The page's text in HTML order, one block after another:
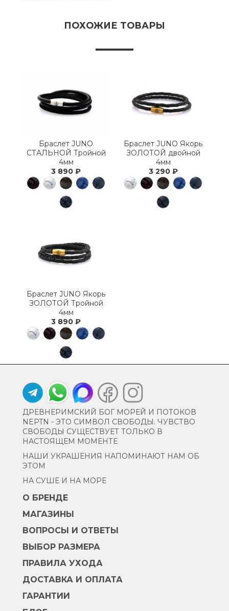
ПОХОЖИЕ ТОВАРЫ
Браслет JUNO
СТАЛЬНОЙ Тройной
4мм
3 890 ₽
Браслет JUNO Якорь
ЗОЛОТОЙ двойной
4мм
3 290 ₽
Браслет JUNO Якорь
ЗОЛОТОЙ Тройной
4мм
3 890 ₽
ДРЕВНЕРИМСКИЙ БОГ МОРЕЙ И ПОТОКОВ
NEPTN - ЭТО СИМВОЛ СВОБОДЫ. ЧУВСТВО
СВОБОДЫ СУЩЕСТВУЕТ ТОЛЬКО В
НАСТОЯЩЕМ МОМЕНТЕ
НАШИ УКРАШЕНИЯ НАПОМИНАЮТ НАМ ОБ
ЭТОМ
НА СУШЕ И НА МОРЕ
О БРЕНДЕ
МАГАЗИНЫ
ВОПРОСЫ И ОТВЕТЫ
ВЫБОР РАЗМЕРА
ПРАВИЛА УХОДА
ДОСТАВКА И ОПЛАТА
ГАРАНТИИ